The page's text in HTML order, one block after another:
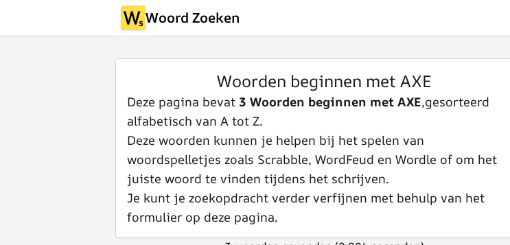
Woord Zoeken
Woorden beginnen met AXE
Deze pagina bevat 3 Woorden beginnen met AXE,gesorteerd
alfabetisch van A tot Z.
Deze woorden kunnen je helpen bij het spelen van
woordspelletjes zoals Scrabble, WordFeud en Wordle of om het
juiste woord te vinden tijdens het schrijven.
Je kunt je zoekopdracht verder verfijnen met behulp van het
formulier op deze pagina.